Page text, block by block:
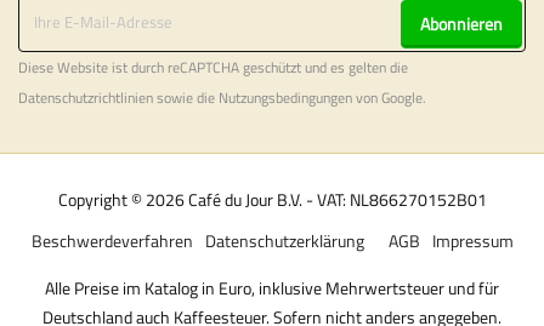
Abonnieren
Diese Website ist durch reCAPTCHA geschützt und es gelten die
Datenschutzrichtliniensowie die Nutzungsbedingungenvon Google.
Copyright © 2026 Café du Jour B.V. - VAT: NL866270152B01
Impressum
AGB
Datenschutzerklärung
Beschwerdeverfahren
Alle Preise im Katalog in Euro, inklusive Mehrwertsteuer und für
Deutschland auch Kaffeesteuer. Sofern nicht anders angegeben.